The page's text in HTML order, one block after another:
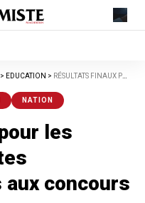
> EDUCATION > RÉSULTATS FINAUX POUR LES ÉTUDIANTS DES LISTES COMPLÉMENTAIRES AUX CONCOURS D’INGÉNIEURS
NATION
les
concours